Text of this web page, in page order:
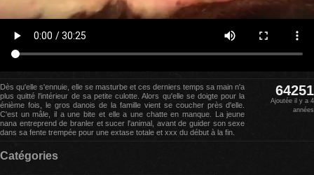
Dès qu'elle s'ennuie, elle se masturbe et ces derniers temps sa main n'a
plus quitté l'intérieur de sa petite culotte. Alors qu'elle se doigte pour la
énième fois, le gros danois de la famille vient se coucher près d'elle.
C'est un mâle, il a une bite et elle a une chatte en manque. La jeune
nana entreprend de branler et sucer l'animal, avant de guider son sexe
dans sa fente trempée pour une extase totale et xxx du début à la fin.
64251
Ajoutée il y a 4
années
Catégories